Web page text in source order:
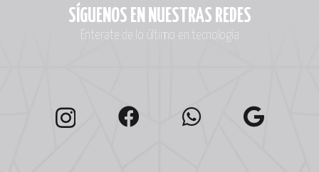
SÍGUENOS EN NUESTRAS REDES
Enterate de lo último en tecnología